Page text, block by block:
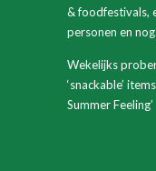
& foodfestivals,
personen en
Wekelijks
‘snackable’
Summer Feeling’